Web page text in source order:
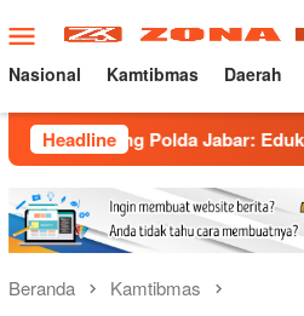
ke
konten
Menu
Mobile
Nasional Kamtibmas Daerah
Headline
Polda Jabar: Edukasi
Beranda Kamtibmas